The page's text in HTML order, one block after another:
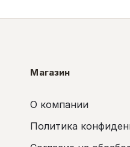
Магазин
О компании
Политика